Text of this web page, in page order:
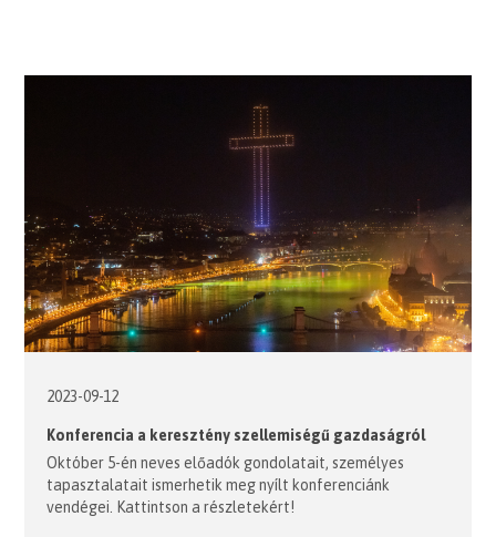
2023-09-12
Konferencia a keresztény szellemiségű gazdaságról
Október 5-én neves előadók gondolatait, személyes
tapasztalatait ismerhetik meg nyílt konferenciánk
vendégei. Kattintson a részletekért!